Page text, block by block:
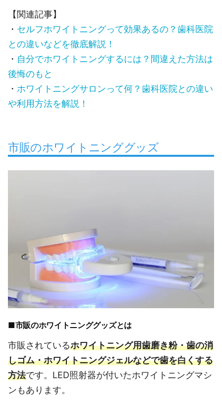
【関連記事】
・ セルフホワイトニングって効果あるの？歯科医院
との違いなどを徹底解説！
・ 自分でホワイトニングするには？間違えた方法は
後悔のもと
・ ホワイトニングサロンって何？歯科医院との違い
や利用方法を解説！
市販のホワイトニンググッズ
■市販のホワイトニンググッズとは
市販されているホワイトニング用歯磨き粉・歯の消
しゴム・ホワイトニングジェルなどで歯を白くする
方法です。LED照射器が付いたホワイトニングマシ
ンもあります。